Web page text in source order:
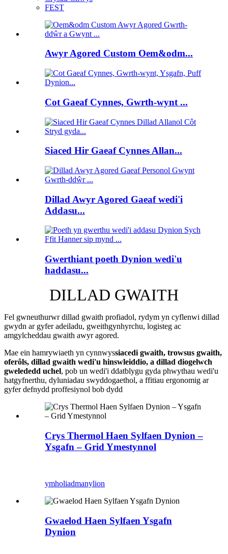
FEST
Awyr Agored Custom Oem&odm...
Cot Gaeaf Cynnes, Gwrth-wynt ...
Siaced Hir Gaeaf Cynnes Allan...
Dillad Awyr Agored Gaeaf wedi'i
Addasu...
Gwerthiant poeth Dynion wedi'u
haddasu...
DILLAD GWAITH
Fel gwneuthurwr dillad gwaith profiadol, rydym yn cyflenwi dillad
gwydn ar gyfer adeiladu, gweithgynhyrchu, logisteg ac
amgylcheddau gwaith awyr agored.
Mae ein hamrywiaeth yn cynnwyssiacedi gwaith, trowsus gwaith,
oferôls, dillad gwaith wedi'u hinswleiddio, a dillad diogelwch
gwelededd uchel, pob un wedi'i ddatblygu gyda phwythau wedi'u
hatgyfnerthu, dyluniadau swyddogaethol, a ffitiau ergonomig ar
gyfer defnydd proffesiynol bob dydd
Crys Thermol Haen Sylfaen Dynion –
Ysgafn – Grid Ymestynnol
ymholiadmanylion
Gwaelod Haen Sylfaen Ysgafn
Dynion